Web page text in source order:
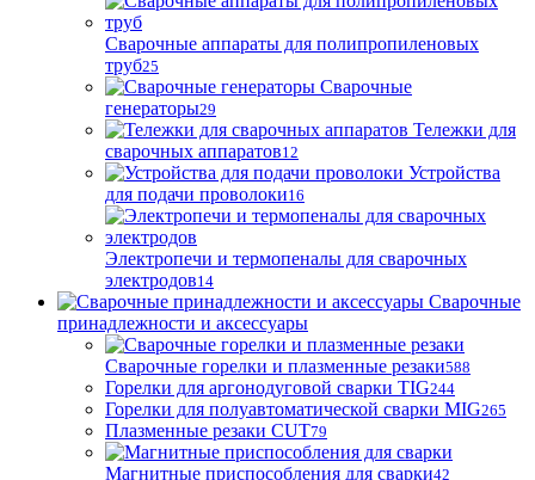
Сварочные аппараты для полипропиленовых
труб25
Сварочные
генераторы29
Тележки для
сварочных аппаратов12
Устройства
для подачи проволоки16
Электропечи и термопеналы для сварочных
электродов14
Сварочные
принадлежности и аксессуары
Сварочные горелки и плазменные резаки588
Горелки для аргонодуговой сварки TIG244
Горелки для полуавтоматической сварки MIG265
Плазменные резаки CUT79
Магнитные приспособления для сварки42